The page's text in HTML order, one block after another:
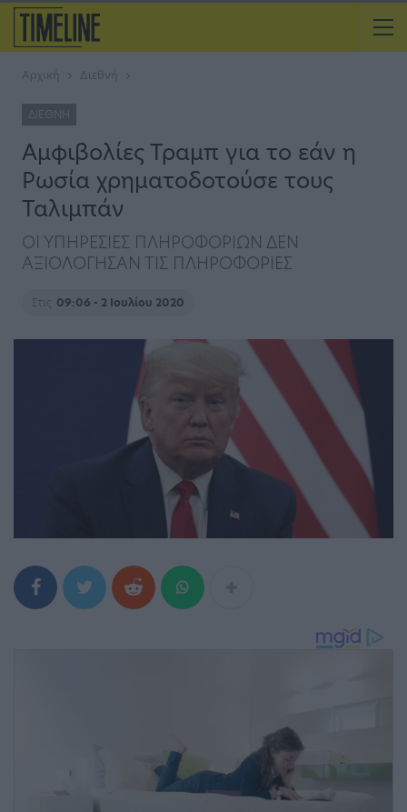
Αρχική Διεθνή
ΔΙΕΘΝΉ
Αμφιβολίες Τραμπ για το εάν η
Ρωσία χρηματοδοτούσε τους
Ταλιμπάν
ΟΙ ΥΠΗΡΕΣΙΕΣ ΠΛΗΡΟΦΟΡΙΩΝ ΔΕΝ
ΑΞΙΟΛΟΓΗΣΑΝ ΤΙΣ ΠΛΗΡΟΦΟΡΙΕΣ
Στις 09:06 - 2 Ιουλίου 2020